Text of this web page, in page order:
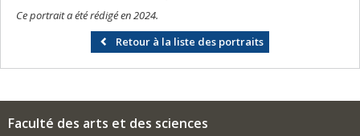
Ce portrait a été rédigé en 2024.
Retour à la liste des portraits
Faculté des arts et des sciences